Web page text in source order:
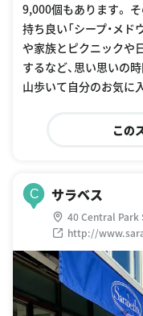
9,000個もあります。
持ち良い「シープ・メ
や家族とピクニックや
するなど、思い思いの
山歩いて自分のお気に
この
C サラベス
40 Central Park
Condominium,
http://